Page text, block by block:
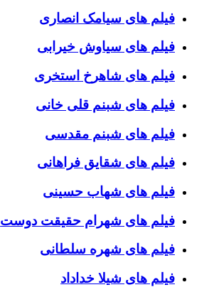
فیلم های سیامک انصاری
فیلم های سیاوش خیرابی
فیلم های شاهرخ استخری
فیلم های شبنم قلی خانی
فیلم های شبنم مقدسی
فیلم های شقایق فراهانی
فیلم های شهاب حسینی
فیلم های شهرام حقیقت دوست
فیلم های شهره سلطانی
فیلم های شیلا خداداد